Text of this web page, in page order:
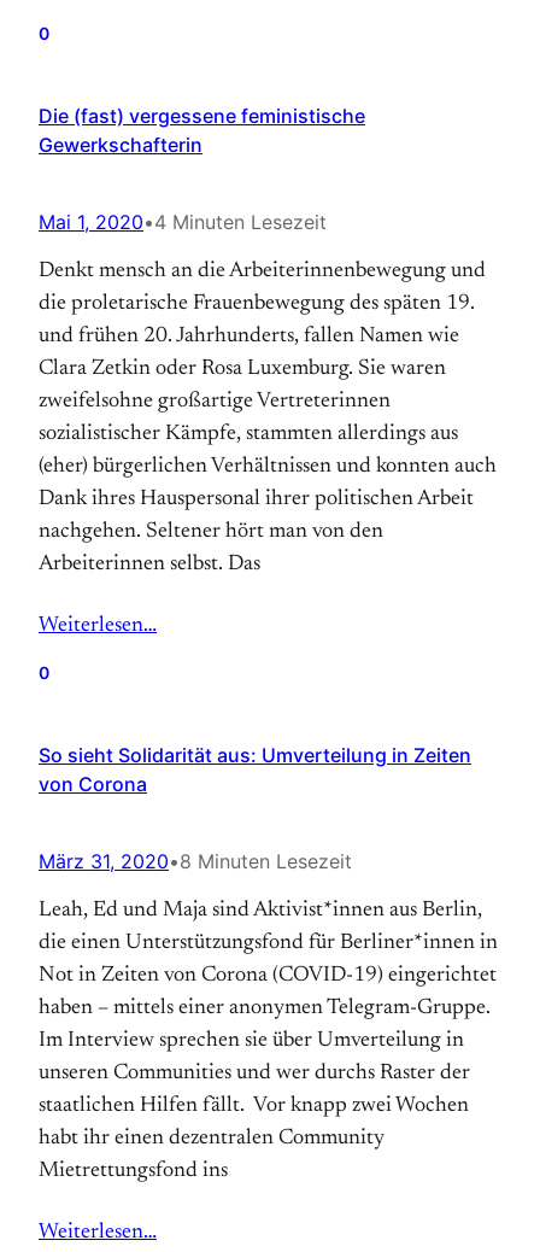
0
Die (fast) vergessene feministische
Gewerkschafterin
Mai 1, 2020•4 Minuten Lesezeit
Denkt mensch an die Arbeiterinnenbewegung und
die proletarische Frauenbewegung des späten 19.
und frühen 20. Jahrhunderts, fallen Namen wie
Clara Zetkin oder Rosa Luxemburg. Sie waren
zweifelsohne großartige Vertreterinnen
sozialistischer Kämpfe, stammten allerdings aus
(eher) bürgerlichen Verhältnissen und konnten auch
Dank ihres Hauspersonal ihrer politischen Arbeit
nachgehen. Seltener hört man von den
Arbeiterinnen selbst. Das
Weiterlesen…
0
So sieht Solidarität aus: Umverteilung in Zeiten
von Corona
März 31, 2020•8 Minuten Lesezeit
Leah, Ed und Maja sind Aktivist*innen aus Berlin,
die einen Unterstützungsfond für Berliner*innen in
Not in Zeiten von Corona (COVID-19) eingerichtet
haben – mittels einer anonymen Telegram-Gruppe.
Im Interview sprechen sie über Umverteilung in
unseren Communities und wer durchs Raster der
staatlichen Hilfen fällt. Vor knapp zwei Wochen
habt ihr einen dezentralen Community
Mietrettungsfond ins
Weiterlesen…